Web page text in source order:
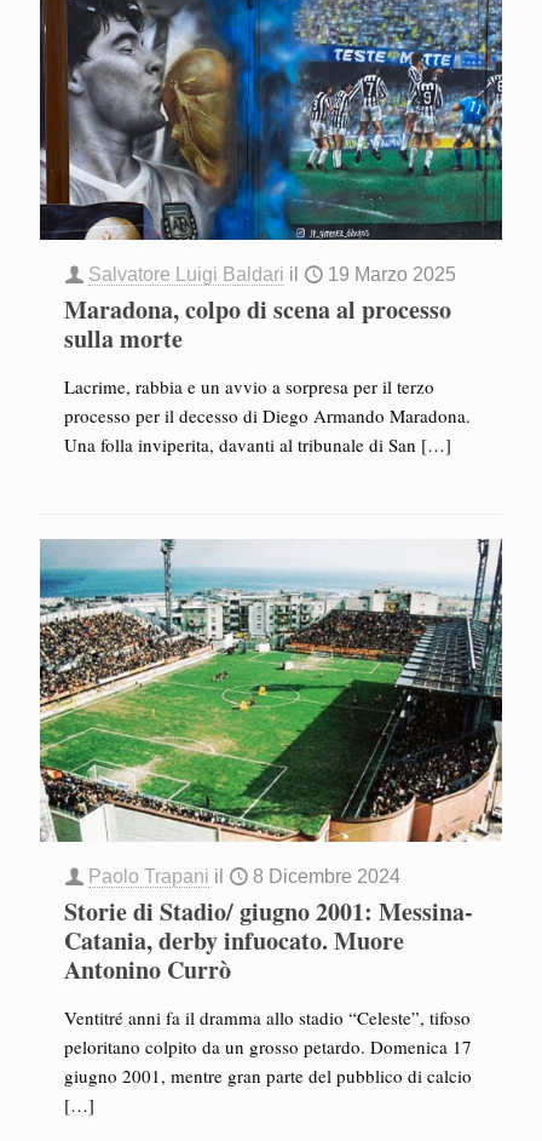
Salvatore Luigi Baldari il 19 Marzo 2025
Maradona, colpo di scena al processo
sulla morte
Lacrime, rabbia e un avvio a sorpresa per il terzo
processo per il decesso di Diego Armando Maradona.
Una folla inviperita, davanti al tribunale di San […]
Paolo Trapani il 8 Dicembre 2024
Storie di Stadio/ giugno 2001: Messina-
Catania, derby infuocato. Muore
Antonino Currò
Ventitré anni fa il dramma allo stadio “Celeste”, tifoso
peloritano colpito da un grosso petardo. Domenica 17
giugno 2001, mentre gran parte del pubblico di calcio
[…]